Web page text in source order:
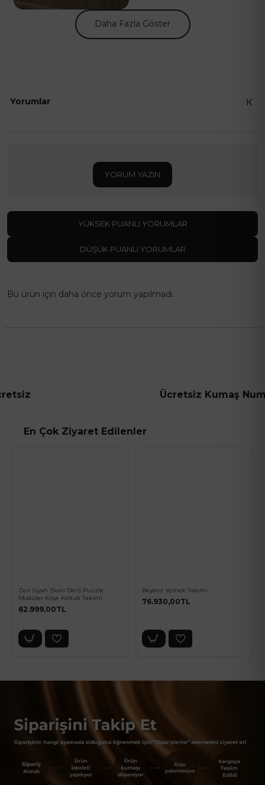
Yorumlar
YORUM YAZIN
YÜKSEK PUANLI YORUMLAR
DÜŞÜK PUANLI YORUMLAR
Bu ürün için daha önce yorum yapılmadı.
Daha Fazla Göster
Ücretsiz Kumaş Numunesi
En Çok Ziyaret Edilenler
Zeri Siyah (Suni Deri) Puzzle
Modüler Köşe Koltuk Takımı
62.999,00TL
Beykoz Yemek Takımı
76.930,00TL